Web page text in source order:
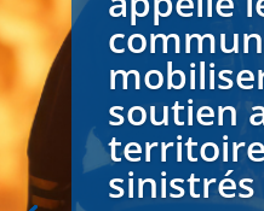
soutien
sinistrés